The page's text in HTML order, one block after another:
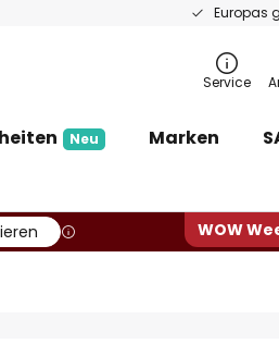
Europas
Service
Neu Marken
WOW